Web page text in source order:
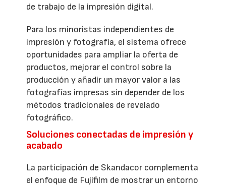
de trabajo de la impresión digital.
Para los minoristas independientes de
impresión y fotografía, el sistema ofrece
oportunidades para ampliar la oferta de
productos, mejorar el control sobre la
producción y añadir un mayor valor a las
fotografías impresas sin depender de los
métodos tradicionales de revelado
fotográfico.
Soluciones conectadas de impresión y
acabado
La participación de Skandacor complementa
el enfoque de Fujifilm de mostrar un entorno